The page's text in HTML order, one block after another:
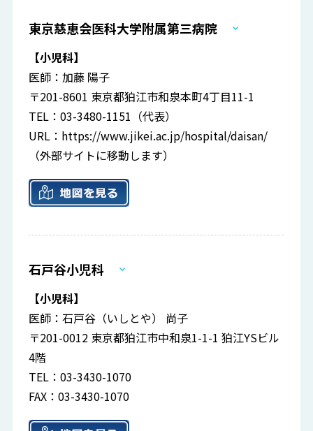
東京慈恵会医科大学附属第三病院
【小児科】
医師：加藤 陽子
〒201-8601 東京都狛江市和泉本町4丁目11-1
TEL：03-3480-1151（代表）
URL： https://www.jikei.ac.jp/hospital/daisan/
（外部サイトに移動します）
石戸谷小児科
【小児科】
医師：石戸谷（いしとや） 尚子
〒201-0012 東京都狛江市中和泉1-1-1 狛江YSビル
4階
TEL：03-3430-1070
FAX：03-3430-1070